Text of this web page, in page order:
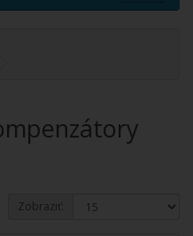
Zobraziť: